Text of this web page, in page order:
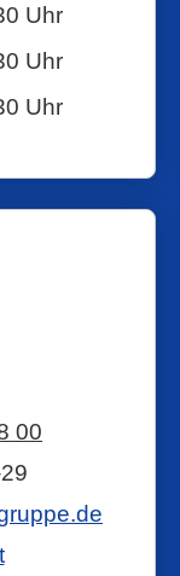
Uhr
Uhr
Uhr
00